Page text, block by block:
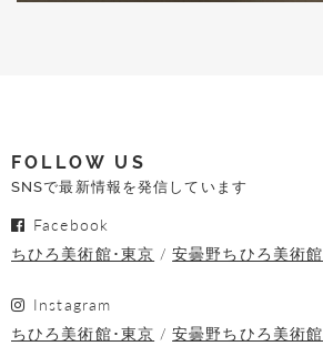
FOLLOW US
SNSで最新情報を発信しています
Facebook
ちひろ美術館･東京
安曇野ちひろ美術館
Instagram
ちひろ美術館･東京
安曇野ちひろ美術館